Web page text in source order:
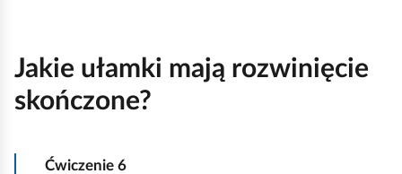
Jakie ułamki mają rozwinięcie
skończone?
Ćwiczenie 6